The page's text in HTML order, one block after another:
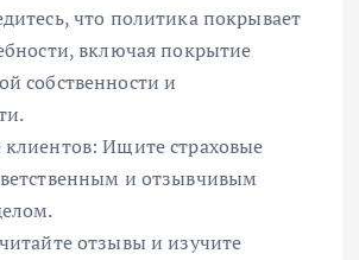
что политика покрывает
включая покрытие
собственности и
Ищите страховые
и отзывчивым
отзывы и изучите